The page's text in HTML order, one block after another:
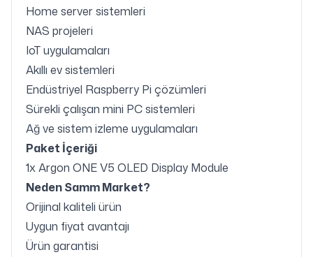
Home server sistemleri
NAS projeleri
IoT uygulamaları
Akıllı ev sistemleri
Endüstriyel Raspberry Pi çözümleri
Sürekli çalışan mini PC sistemleri
Ağ ve sistem izleme uygulamaları
Paket İçeriği
1x Argon ONE V5 OLED Display Module
Neden Samm Market?
Orijinal kaliteli ürün
Uygun fiyat avantajı
Ürün garantisi